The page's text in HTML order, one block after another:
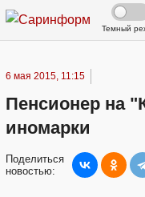
Темный
6 мая 2015, 11:15
Пенсионер на
иномарки
Поделиться
новостью: